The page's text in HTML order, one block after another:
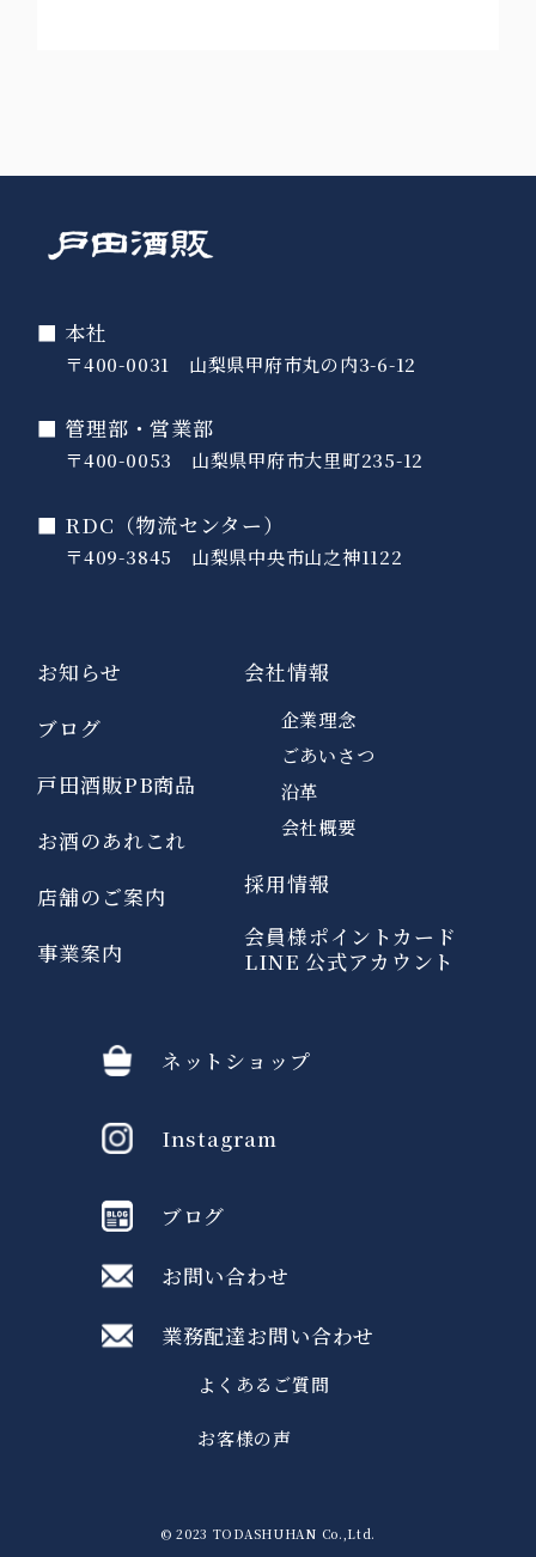
■ 本社
〒400-0031 山梨県甲府市丸の内3-6-12
■ 管理部・営業部
〒400-0053 山梨県甲府市大里町235-12
■ RDC（物流センター）
〒409-3845 山梨県中央市山之神1122
お知らせ
ブログ
戸田酒販PB商品
お酒のあれこれ
店舗のご案内
事業案内
会社情報
企業理念
ごあいさつ
沿革
会社概要
採用情報
会員様ポイントカード
LINE 公式アカウント
ネットショップ
Instagram
ブログ
お問い合わせ
業務配達お問い合わせ
よくあるご質問
お客様の声
©︎ 2023 TODASHUHAN Co.,Ltd.